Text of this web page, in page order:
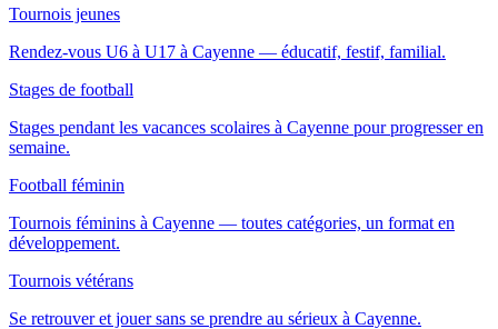
Tournois jeunes
Rendez-vous U6 à U17 à Cayenne — éducatif, festif, familial.
Stages de football
Stages pendant les vacances scolaires à Cayenne pour progresser en
semaine.
Football féminin
Tournois féminins à Cayenne — toutes catégories, un format en
développement.
Tournois vétérans
Se retrouver et jouer sans se prendre au sérieux à Cayenne.